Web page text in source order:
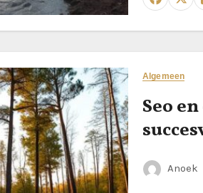
Algemeen
Seo
Anoek